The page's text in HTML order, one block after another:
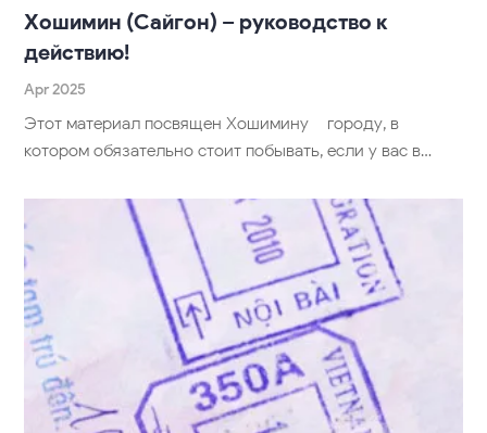
Хошимин (Сайгон) – руководство к
действию!
Apr 2025
Этот материал посвящен Хошимину – городу, в
котором обязательно стоит побывать, если у вас в…